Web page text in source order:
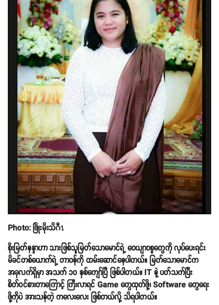
Photo: ဖြိုးမိုးသိဂီၤ
စိုးမြတ်နန္ဒာဟာ သားဖြစ်သူမြတ်သောမောင်ရဲ့ ဝေယျာဝစ္စတွေကို လုပ်ပေးရင်း
မိခင်တစ်ယောက်ရဲ့ တာဝန်ကို ထမ်းဆောင်နေပါတယ်။ မြတ်သောမောင်က
အခုလက်ရှိမှာ အသက် ၁၀ နှစ်ကျော်ပြီ ဖြစ်ပါတယ်။ IT နဲ့ ပတ်သက်ပြီး
စိတ်ဝင်စားတာကြောင့် ကြီးလာရင် Game တွေထုတ်ဖို့၊ Software တွေရေး
ဖို့ကိုပဲ အားသန်တဲ့ ကလေးလေး ဖြစ်တယ်လို့ သိရပါတယ်။